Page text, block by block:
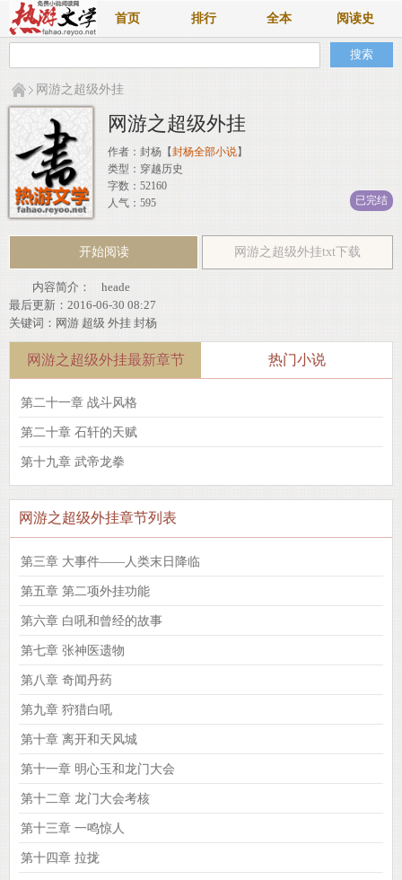
首页 排行 全本 阅读史
网游之超级外挂
网游之超级外挂
作者： 封杨 【封杨全部小说】
类型：穿越历史
字数：52160
人气：595
已完结
开始阅读 网游之超级外挂txt下载
内容简介： heade
最后更新：2016-06-30 08:27
关键词： 网游 超级 外挂 封杨
网游之超级外挂最新章节 热门小说
第二十一章 战斗风格
第二十章 石轩的天赋
第十九章 武帝龙拳
网游之超级外挂章节列表
第三章 大事件——人类末日降临
第五章 第二项外挂功能
第六章 白吼和曾经的故事
第七章 张神医遗物
第八章 奇闻丹药
第九章 狩猎白吼
第十章 离开和天风城
第十一章 明心玉和龙门大会
第十二章 龙门大会考核
第十三章 一鸣惊人
第十四章 拉拢